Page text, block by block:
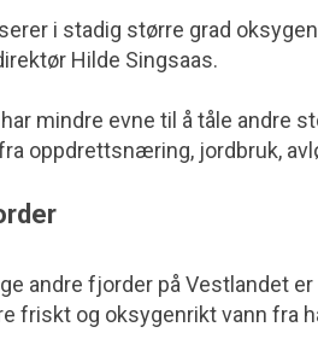
i stadig større grad
Hilde Singsaas.
mindre evne til å tåle andre
oppdrettsnæring, jordbruk,
andre fjorder på Vestlandet
friskt og oksygenrikt vann fra